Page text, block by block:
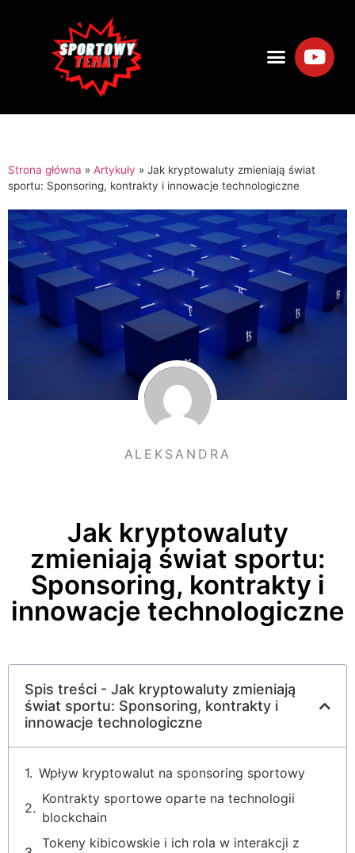
Strona główna » Artykuły » Jak kryptowaluty zmieniają świat
sportu: Sponsoring, kontrakty i innowacje technologiczne
ALEKSANDRA
Jak kryptowaluty
zmieniają świat sportu:
Sponsoring, kontrakty i
innowacje technologiczne
Spis treści - Jak kryptowaluty zmieniają
świat sportu: Sponsoring, kontrakty i
innowacje technologiczne
Wpływ kryptowalut na sponsoring sportowy
Kontrakty sportowe oparte na technologii
blockchain
Tokeny kibicowskie i ich rola w interakcji z